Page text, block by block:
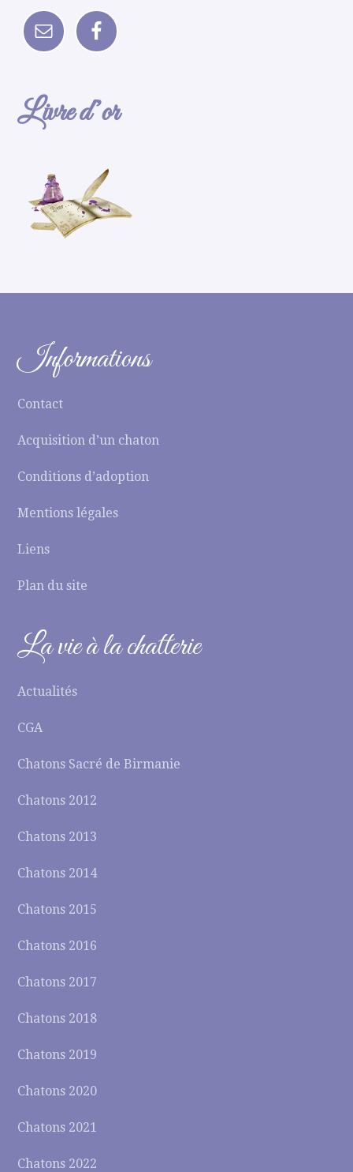
Livre d’or
Informations
Contact
Acquisition d’un chaton
Conditions d’adoption
Mentions légales
Liens
Plan du site
La vie à la chatterie
Actualités
CGA
Chatons Sacré de Birmanie
Chatons 2012
Chatons 2013
Chatons 2014
Chatons 2015
Chatons 2016
Chatons 2017
Chatons 2018
Chatons 2019
Chatons 2020
Chatons 2021
Chatons 2022